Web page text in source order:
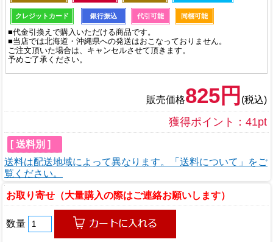
クレジットカード 銀行振込 代引可能 同梱可能
■代金引換えで購入いただける商品です。
■当店では北海道・沖縄県への発送はおこなっておりません。
ご注文頂いた場合は、キャンセルさせて頂きます。
予めご了承ください。
販売価格825円 (税込)
獲得ポイント：41pt
[ 送料別 ]
送料は配送地域によって異なります。「送料について」をご
覧ください。
お取り寄せ（大量購入の際はご連絡お願いします）
数量